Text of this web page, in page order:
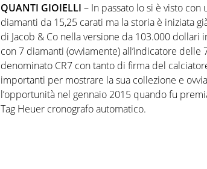
QUANTI GIOIELLI – In passato lo si è visto
diamanti da 15,25 carati ma la storia è iniziata
di Jacob & Co nella versione da 103.000 dollari
con 7 diamanti (ovviamente) all’indicatore delle
denominato CR7 con tanto di firma del
importanti per mostrare la sua collezione e
l’opportunità nel gennaio 2015 quando fu
Tag Heuer cronografo automatico.